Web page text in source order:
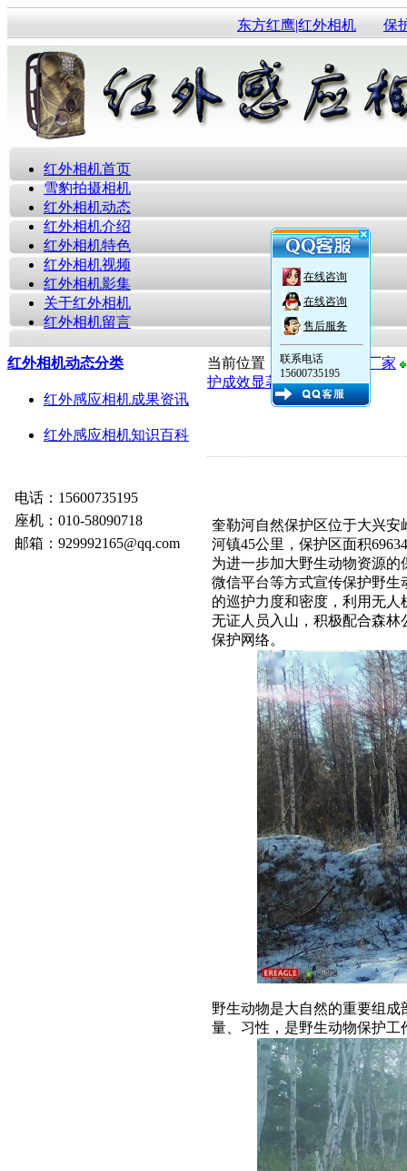
东方红鹰|红外相机 保
红外相机首页
雪豹拍摄相机
红外相机动态
红外相机介绍
红外相机特色
红外相机视频
红外相机影集
关于红外相机
红外相机留言
红外相机动态分类
红外感应相机成果资讯
红外感应相机知识百科
电话：15600735195
座机：010-58090718
邮箱：929992165@qq.com
当前位置： 红外感应相机厂家
护成效显著
奎勒河自然保护区位于大兴
河镇45公里，保护区面积
为进一步加大野生动物资源
微信平台等方式宣传保护野
的巡护力度和密度，利用无
无证人员入山，积极配合森
保护网络。
野生动物是大自然的重要组
量、习性，是野生动物保护工
在线咨询
在线咨询
售后服务
联系电话
15600735195